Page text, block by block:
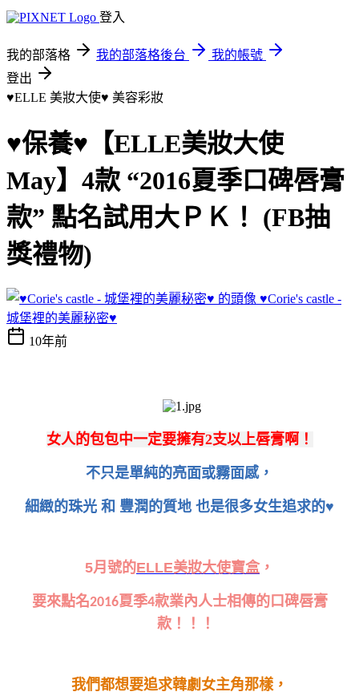
登入
我的部落格 我的部落格後台
我的帳號
登出
♥ELLE 美妝大使♥ 美容彩妝
♥保養♥【ELLE美妝大使
May】4款 “2016夏季口碑唇膏
款” 點名試用大ＰＫ！ (FB抽
獎禮物)
♥Corie's castle -
城堡裡的美麗秘密♥
10年前
女人的包包中一定要擁有2支以上唇膏啊！
不只是單純的亮面或霧面感，
細緻的珠光 和 豐潤的質地 也是很多女生追求的♥
5月號的ELLE美妝大使寶盒，
要來點名2016夏季4款業內人士相傳的口碑唇膏
款！！！
我們都想要追求韓劇女主角那樣，